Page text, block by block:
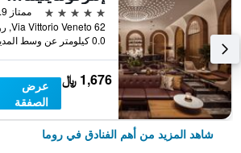
5 نجوم
ممتاز 8.9
0.0 كيلومتر عن وسط المدينة
1,676 ﷼
عرض
الصفقة
شاهد المزيد من أهم الفنادق في روما